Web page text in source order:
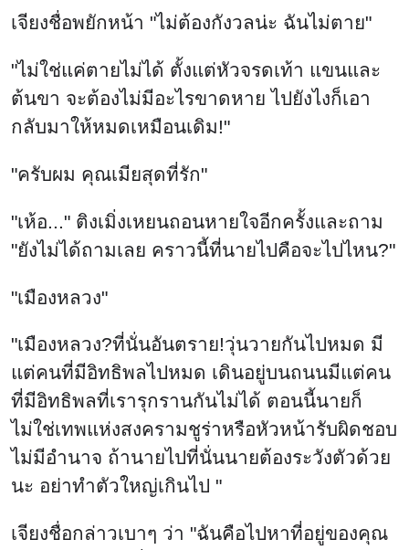
เจียงชื่อพยักหน้า "ไม่ต้องกังวลน่ะ ฉันไม่ตาย"
"ไม่ใช่แค่ตายไม่ได้ ตั้งแต่หัวจรดเท้า แขนและ
ต้นขา จะต้องไม่มีอะไรขาดหาย ไปยังไงก็เอา
กลับมาให้หมดเหมือนเดิม!"
"ครับผม คุณเมียสุดที่รัก"
"เห้อ..." ติงเมิ่งเหยนถอนหายใจอีกครั้งและถาม
"ยังไม่ได้ถามเลย คราวนี้ที่นายไปคือจะไปไหน?"
"เมืองหลวง"
"เมืองหลวง?ที่นั่นอันตราย!วุ่นวายกันไปหมด มี
แต่คนที่มีอิทธิพลไปหมด เดินอยู่บนถนนมีแต่คน
ที่มีอิทธิพลที่เรารุกรานกันไม่ได้ ตอนนี้นายก็
ไม่ใช่เทพแห่งสงครามชูร่าหรือหัวหน้ารับผิดชอบ
ไม่มีอำนาจ ถ้านายไปที่นั่นนายต้องระวังตัวด้วย
นะ อย่าทำตัวใหญ่เกินไป "
เจียงชื่อกล่าวเบาๆ ว่า "ฉันคือไปหาที่อยู่ของคุณ